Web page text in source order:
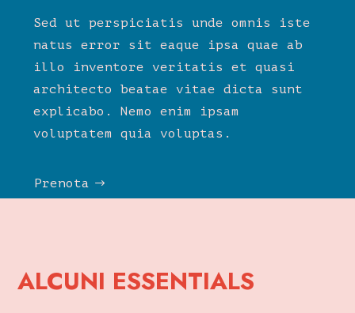
Sed ut perspiciatis unde omnis iste
natus error sit eaque ipsa quae ab
illo inventore veritatis et quasi
architecto beatae vitae dicta sunt
explicabo. Nemo enim ipsam
voluptatem quia voluptas.
Prenota
ALCUNI ESSENTIALS